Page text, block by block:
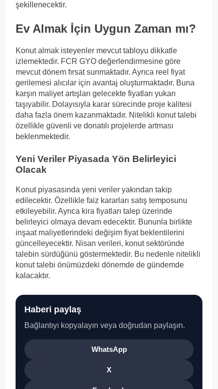
şekillenecektir.
Ev Almak İçin Uygun Zaman mı?
Konut almak isteyenler mevcut tabloyu dikkatle
izlemektedir. FCR GYO değerlendirmesine göre
mevcut dönem fırsat sunmaktadır. Ayrıca reel fiyat
gerilemesi alıcılar için avantaj oluşturmaktadır. Buna
karşın maliyet artışları gelecekte fiyatları yukarı
taşıyabilir. Dolayısıyla karar sürecinde proje kalitesi
daha fazla önem kazanmaktadır. Nitelikli konut talebi
özellikle güvenli ve donatılı projelerde artması
beklenmektedir.
Yeni Veriler Piyasada Yön Belirleyici
Olacak
Konut piyasasında yeni veriler yakından takip
edilecektir. Özellikle faiz kararları satış temposunu
etkileyebilir. Ayrıca kira fiyatları talep üzerinde
belirleyici olmaya devam edecektir. Bununla birlikte
inşaat maliyetlerindeki değişim fiyat beklentilerini
güncelleyecektir. Nisan verileri, konut sektöründe
talebin sürdüğünü göstermektedir. Bu nedenle nitelikli
konut talebi önümüzdeki dönemde de gündemde
kalacaktır.
Haberi paylaş
Bağlantıyı kopyalayın veya doğrudan paylaşın.
WhatsApp
X